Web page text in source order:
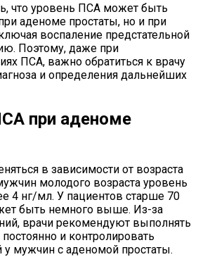
что уровень ПСА может быть
аденоме простаты, но и при
воспаление предстательной
Поэтому, даже при
ПСА, важно обратиться к врачу
и определения дальнейших
при аденоме
в зависимости от возраста
молодого возраста уровень
4 нг/мл. У пациентов старше 70
быть немного выше. Из-за
врачи рекомендуют выполнять
и контролировать
мужчин с аденомой простаты.